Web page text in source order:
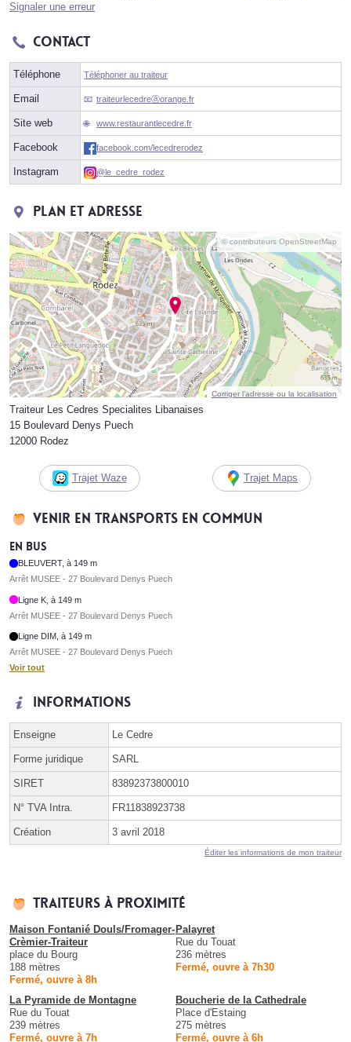
Signaler une erreur
Contact
Téléphone Téléphoner au traiteur
Email traiteurlecedreⓐorange.fr
Site web www.restaurantlecedre.fr
Facebook facebook.com/lecedrerodez
Instagram @le_cedre_rodez
Plan et adresse
© contributeurs OpenStreetMap
Corriger l’adresse ou la localisation
Traiteur Les Cedres Specialites Libanaises
15 Boulevard Denys Puech
12000 Rodez
Trajet Waze Trajet Maps
Venir en transports en commun
En bus
BLEUVERT, à 149 m
Arrêt MUSEE - 27 Boulevard Denys Puech
Ligne K, à 149 m
Arrêt MUSEE - 27 Boulevard Denys Puech
Ligne DIM, à 149 m
Arrêt MUSEE - 27 Boulevard Denys Puech
Voir tout
Informations
Enseigne Le Cedre
Forme juridique SARL
SIRET 83892373800010
N° TVA Intra. FR11838923738
Création 3 avril 2018
Éditer les informations de mon traiteur
Traiteurs à proximité
Maison Fontanié Douls/Fromager-
Crèmier-Traiteur
place du Bourg
188 mètres
Fermé, ouvre à 8h
Palayret
Rue du Touat
236 mètres
Fermé, ouvre à 7h30
La Pyramide de Montagne
Rue du Touat
239 mètres
Fermé, ouvre à 7h
Boucherie de la Cathedrale
Place d'Estaing
275 mètres
Fermé, ouvre à 6h